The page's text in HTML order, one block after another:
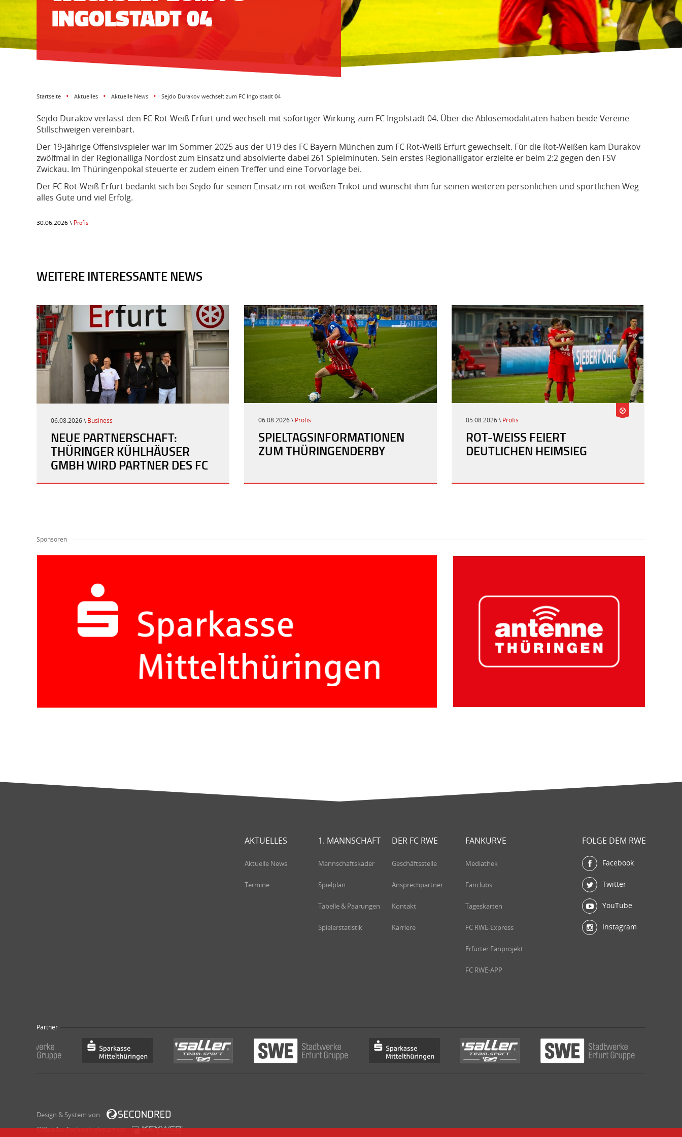
INGOLSTADT 04
Startseite Aktuelles Aktuelle News Sejdo Durakov wechselt zum FC Ingolstadt 04
Sejdo Durakov verlässt den FC Rot-Weiß Erfurt und wechselt mit sofortiger Wirkung zum FC Ingolstadt 04. Über die Ablösemodalitäten haben beide Vereine
Stillschweigen vereinbart.
Der 19-jährige Offensivspieler war im Sommer 2025 aus der U19 des FC Bayern München zum FC Rot-Weiß Erfurt gewechselt. Für die Rot-Weißen kam Durakov
zwölfmal in der Regionalliga Nordost zum Einsatz und absolvierte dabei 261 Spielminuten. Sein erstes Regionalligator erzielte er beim 2:2 gegen den FSV
Zwickau. Im Thüringenpokal steuerte er zudem einen Treffer und eine Torvorlage bei.
Der FC Rot-Weiß Erfurt bedankt sich bei Sejdo für seinen Einsatz im rot-weißen Trikot und wünscht ihm für seinen weiteren persönlichen und sportlichen Weg
alles Gute und viel Erfolg.
30.06.2026 \ Profis
WEITERE INTERESSANTE NEWS
06.08.2026 \ Business
NEUE PARTNERSCHAFT:
THÜRINGER KÜHLHÄUSER
GMBH WIRD PARTNER DES FC
ROT-WEISS ERFURT
06.08.2026 \ Profis
SPIELTAGSINFORMATIONEN
ZUM THÜRINGENDERBY
05.08.2026 \ Profis
ROT-WEISS FEIERT D
EUTLICHEN HEIMSIEG
Sponsoren
AKTUELLES
Aktuelle News
Termine
1. MANNSCHAFT
Mannschaftskader
Spielplan
Tabelle & Paarungen
Spielerstatistik
DER FC RWE
Geschäftsstelle
Ansprechpartner
Kontakt
Karriere
FANKURVE
Mediathek
Fanclubs
Tageskarten
FC RWE-Express
Erfurter Fanprojekt
FC RWE-APP
FOLGE DEM RWE
Facebook
Twitter
YouTube
Instagram
Partner
Design & System von
Offizieller Technologiepartner